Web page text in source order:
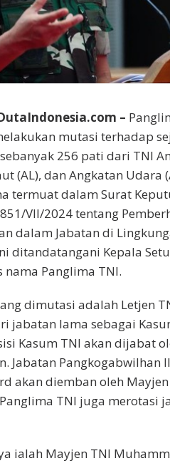
–
mutasi terhadap
256 pati dari TNI
(AL), dan Angkatan Udara
termuat dalam Surat
VII/2024 tentang
dalam Jabatan di
ditandatangani Kepala
nama Panglima TNI.
dimutasi adalah Letjen
jabatan lama sebagai
Kasum TNI akan dijabat
Jabatan Pangkogabwilhan
akan diemban oleh
TNI juga merotasi
ialah Mayjen TNI